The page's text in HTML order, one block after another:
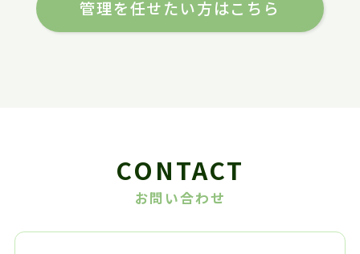
管理を任せたい方はこちら
CONTACT
お問い合わせ